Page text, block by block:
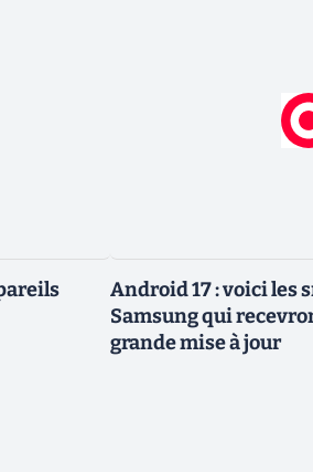
Android 17 : voici les
Samsung qui
grande mise à jour